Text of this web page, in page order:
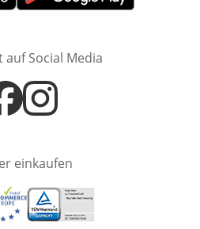
Fenster
Öffnet in neuem Fenster
auf Social Media
in neuem Fenster
Öffnet in neuem Fenster
einkaufen
Fenster
in neuem Fenster
Öffnet in neuem Fenster